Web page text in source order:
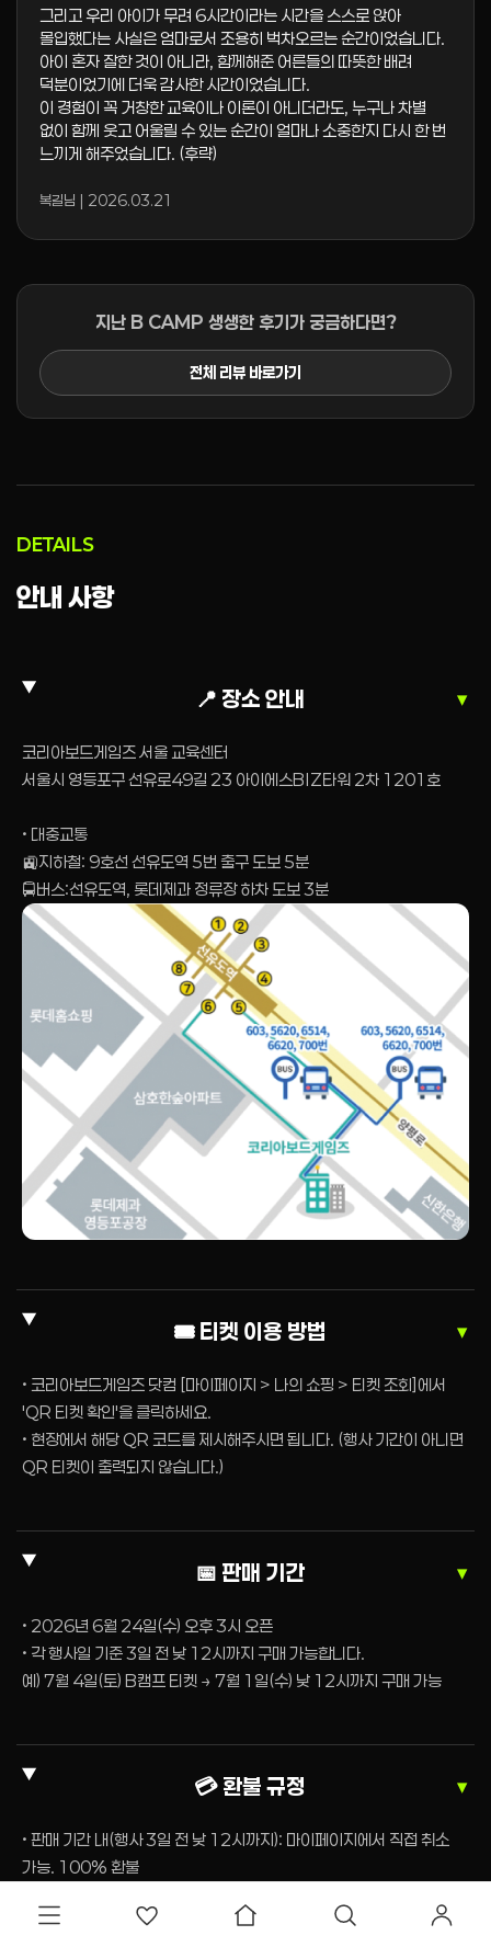
그리고 우리 아이가 무려 6시간이라는 시간을 스스로 앉아
몰입했다는 사실은 엄마로서 조용히 벅차오르는 순간이었습니다.
아이 혼자 잘한 것이 아니라, 함께해준 어른들의 따뜻한 배려
덕분이었기에 더욱 감사한 시간이었습니다.
이 경험이 꼭 거창한 교육이나 이론이 아니더라도, 누구나 차별
없이 함께 웃고 어울릴 수 있는 순간이 얼마나 소중한지 다시 한 번
느끼게 해주었습니다. (후략)
복길님 | 2026.03.21
지난 B CAMP 생생한 후기가 궁금하다면?
전체 리뷰 바로가기
DETAILS
안내 사항
📍 장소 안내 ▼
코리아보드게임즈 서울 교육센터
서울시 영등포구 선유로49길 23 아이에스BIZ타워 2차 1201호
• 대중교통
🚉지하철: 9호선 선유도역 5번 출구 도보 5분
🚍버스:선유도역, 롯데제과 정류장 하차 도보 3분
🎟️ 티켓 이용 방법 ▼
• 코리아보드게임즈 닷컴 [마이페이지 > 나의 쇼핑 > 티켓 조회]에서
'QR 티켓 확인'을 클릭하세요.
• 현장에서 해당 QR 코드를 제시해주시면 됩니다. (행사 기간이 아니면
QR 티켓이 출력되지 않습니다.)
📅 판매 기간 ▼
• 2026년 6월 24일(수) 오후 3시 오픈
• 각 행사일 기준 3일 전 낮 12시까지 구매 가능합니다.
예) 7월 4일(토) B캠프 티켓 → 7월 1일(수) 낮 12시까지 구매 가능
💳 환불 규정 ▼
• 판매 기간 내(행사 3일 전 낮 12시까지): 마이페이지에서 직접 취소
가능. 100% 환불
티켓만 환불을 원할 경우, 전체 취소 후 재결제 필요